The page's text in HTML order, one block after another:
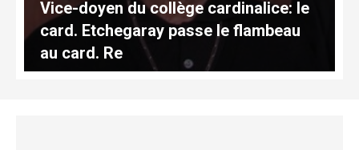
Vice-doyen du collège cardinalice: le
card. Etchegaray passe le flambeau
au card. Re